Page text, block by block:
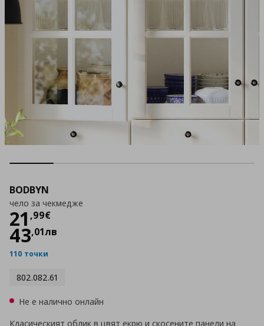
BODBYN
чело за чекмедже
21 ,99€
Цена
43,01лв
110 точки
802.082.61
Не е налично онлайн
Класическият облик в цвят екрю и скосените панели на